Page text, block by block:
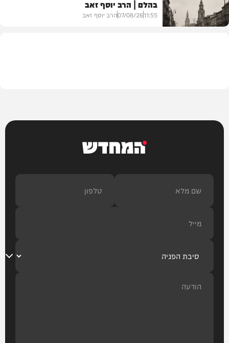
דעות
בהלם | הרב יוסף זאב
11:55
07/08/26הרב יוסף זאב
המחדש